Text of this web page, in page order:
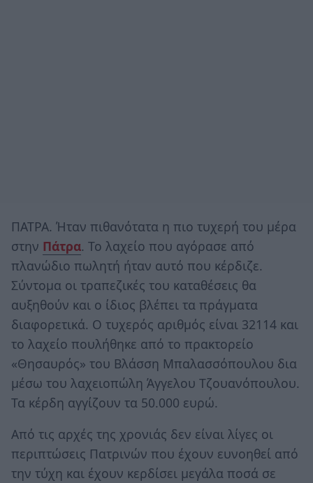
ΠΑΤΡΑ. Ήταν πιθανότατα η πιο τυχερή του μέρα
στην Πάτρα. Το λαχείο που αγόρασε από
πλανώδιο πωλητή ήταν αυτό που κέρδιζε.
Σύντομα οι τραπεζικές του καταθέσεις θα
αυξηθούν και ο ίδιος βλέπει τα πράγματα
διαφορετικά. Ο τυχερός αριθμός είναι 32114 και
το λαχείο πουλήθηκε από το πρακτορείο
«Θησαυρός» του Βλάσση Μπαλασσόπουλου δια
μέσω του λαχειοπώλη Άγγελου Τζουανόπουλου.
Τα κέρδη αγγίζουν τα 50.000 ευρώ.
Από τις αρχές της χρονιάς δεν είναι λίγες οι
περιπτώσεις Πατρινών που έχουν ευνοηθεί από
την τύχη και έχουν κερδίσει μεγάλα ποσά σε